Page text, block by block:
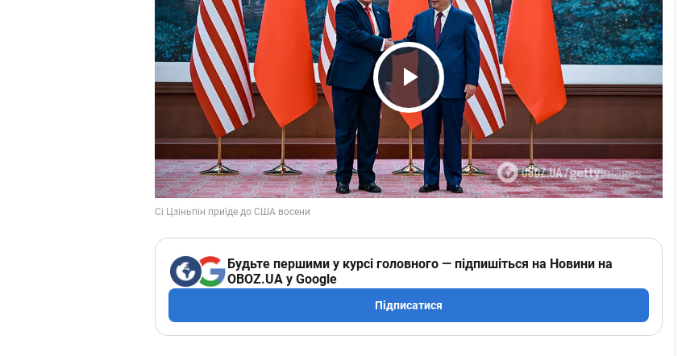
Play Video
Будьте першими у курсі головного — підпишіться на Новини на
OBOZ.UA у Google
Підписатися